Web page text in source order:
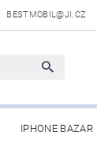
BESTMOBIL@JI.CZ
IPHONE BAZAR